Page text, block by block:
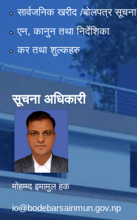
सार्वजनिक खरीद /बोलपत्र सूचना
एन, कानुन तथा निर्देशिका
कर तथा शुल्कहरु
सूचना अधिकारी
मोहम्म्द इमामुल हक
io@bodebarsainmun.gov.np